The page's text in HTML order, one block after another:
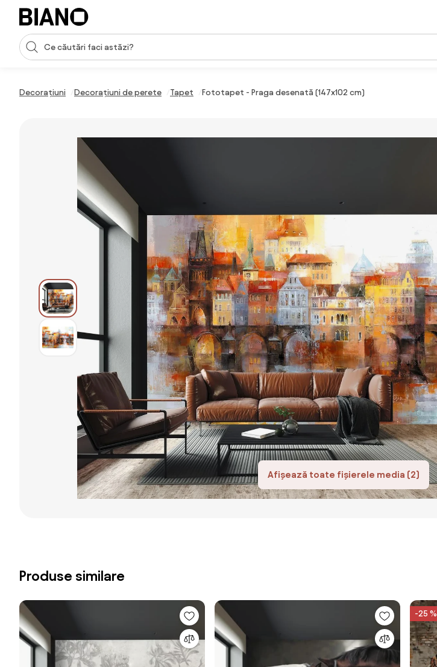
Sari peste navigare, accesează conținutul
Introducerea căutării
Decorațiuni Decorațiuni de perete Tapet Fototapet - Praga desenată (147x102 cm)
Afișează toate fișierele media (2)
Produse similare
-25 %